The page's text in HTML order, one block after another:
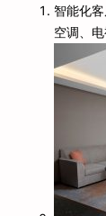
智能化
空调、